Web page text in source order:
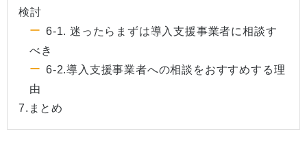
検討
6-1. 迷ったらまずは導入支援事業者に相談す
べき
6-2.導入支援事業者への相談をおすすめする理
由
7.まとめ